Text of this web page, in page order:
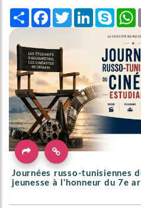
Share Facebook
TwitterLinkedInSkype
Journées russo-tunisiennes
jeunesse à l'honneur du 7e